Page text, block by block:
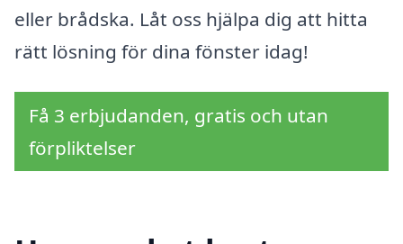
eller brådska. Låt oss hjälpa dig att hitta
rätt lösning för dina fönster idag!
Få 3 erbjudanden, gratis och utan
förpliktelser